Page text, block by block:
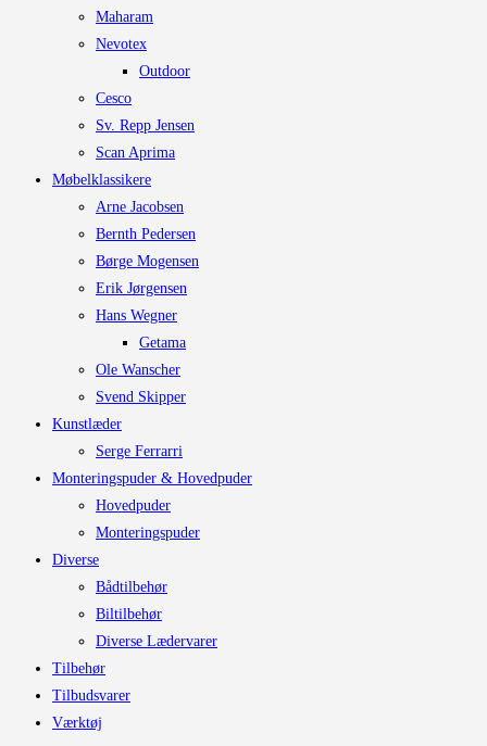
Maharam
Nevotex
Outdoor
Cesco
Sv. Repp Jensen
Scan Aprima
Møbelklassikere
Arne Jacobsen
Bernth Pedersen
Børge Mogensen
Erik Jørgensen
Hans Wegner
Getama
Ole Wanscher
Svend Skipper
Kunstlæder
Serge Ferrarri
Monteringspuder & Hovedpuder
Hovedpuder
Monteringspuder
Diverse
Bådtilbehør
Biltilbehør
Diverse Lædervarer
Tilbehør
Tilbudsvarer
Værktøj